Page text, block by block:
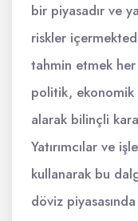
bir piyasadır ve
riskler
tahmin etmek
politik,
alarak bilinçli
Yatırımcılar ve
kullanarak bu
döviz